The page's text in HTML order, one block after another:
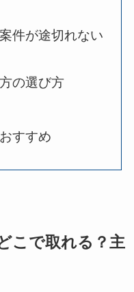
件が途切れない
の選び方
すすめ
こで取れる？主